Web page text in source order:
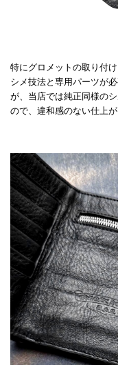
特にグロメットの取り付
シメ技法と専用パーツが
が、当店では純正同様の
ので、違和感のない仕上